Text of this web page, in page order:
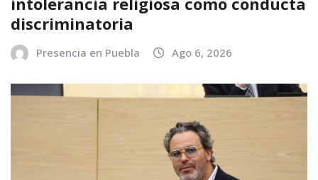
discriminatoria
Presencia en Puebla Ago 6, 2026